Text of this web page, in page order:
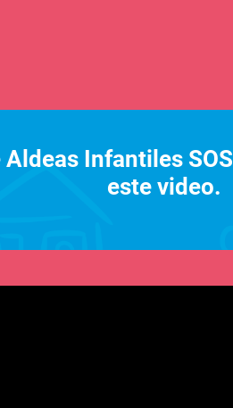
Infantiles
este video.